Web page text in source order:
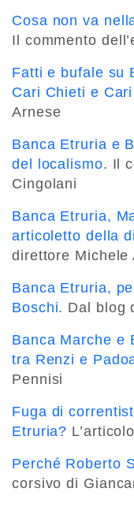
Cosa non va
Il commento
Fatti e bufale su
Cari Chieti e
Arnese
Banca Etruria e
del localismo. Il
Cingolani
Banca Etruria,
articoletto della
direttore Michele
Banca Etruria,
Boschi. Dal blog
Banca Marche e
tra Renzi e
Pennisi
Fuga di
Etruria?
Perché Roberto
corsivo di